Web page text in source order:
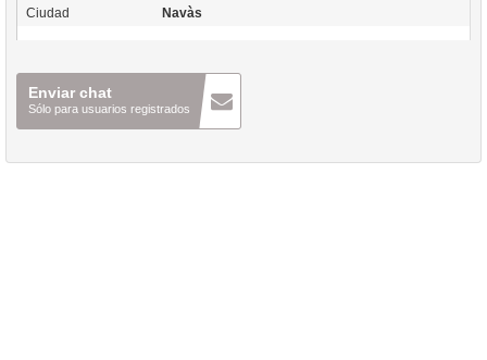
Ciudad Navàs
Enviar chat
Sólo para usuarios registrados